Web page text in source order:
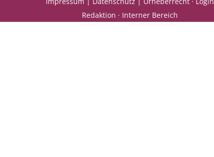
Redaktion · Interner Bereich